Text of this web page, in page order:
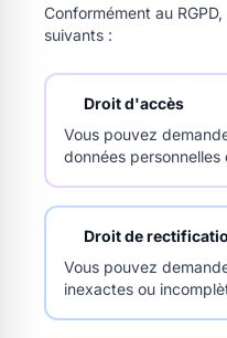
Conformément au
suivants :
Droit d'accès
Vous pouvez
données personnelles
Droit de
Vous pouvez
inexactes ou